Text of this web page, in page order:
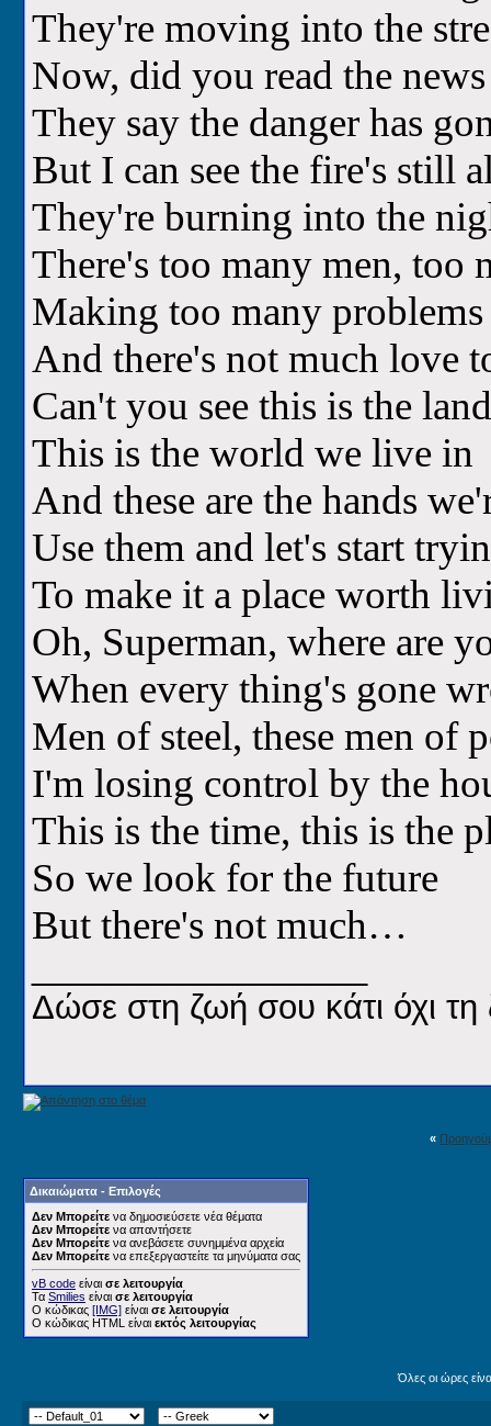
They're moving into the
Now, did you read the
They say the danger has
But I can see the fire's still
They're burning into the
There's too many men, too
Making too many problems
And there's not much love
Can't you see this is the
This is the world we live in
And these are the hands
Use them and let's start
To make it a place worth
Oh, Superman, where are
When every thing's gone
Men of steel, these men of
I'm losing control by the
This is the time, this is the
So we look for the future
But there's not much…
Δώσε στη ζωή σου κάτι όχι τη
«
Δικαιώματα - Επιλογές
Δεν Μπορείτε να δημοσιεύσετε νέα θέματα
Δεν Μπορείτε να απαντήσετε
Δεν Μπορείτε να ανεβάσετε συνημμένα αρχεία
Δεν Μπορείτε να επεξεργαστείτε τα μηνύματα σας
vB code είναι σε λειτουργία
Τα Smilies είναι σε λειτουργία
Ο κώδικας [IMG] είναι σε λειτουργία
Ο κώδικας HTML είναι εκτός λειτουργίας
Όλες οι ώρες